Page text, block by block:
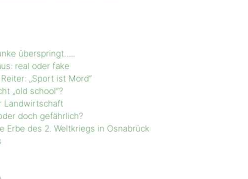
überspringt…..
real oder fake
„Sport ist Mord“
„old school“?
Landwirtschaft
doch gefährlich?
Erbe des 2. Weltkriegs in Osnabrück